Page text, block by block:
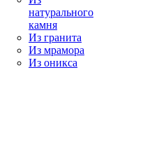
натурального
камня
Из гранита
Из мрамора
Из оникса